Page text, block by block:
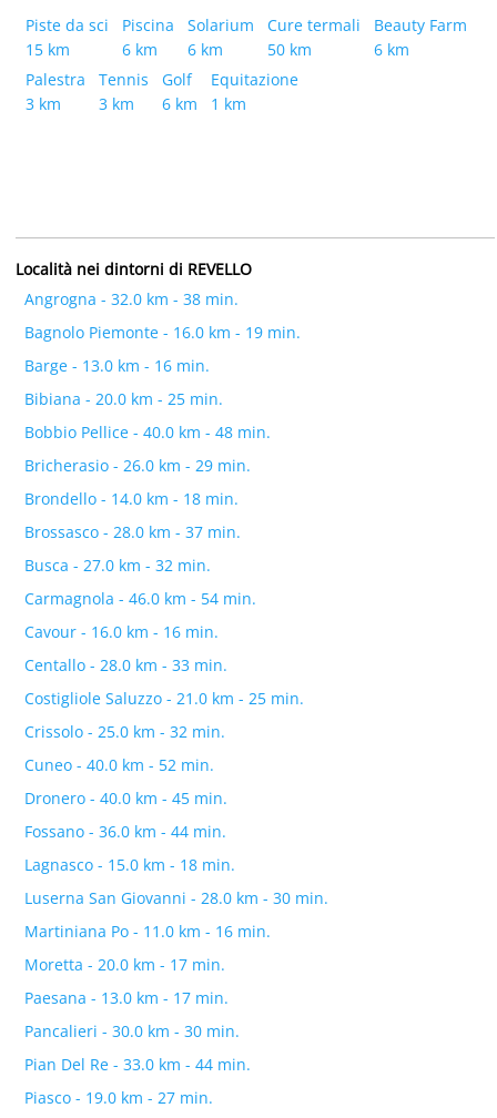
Piste da sci
15 km
Piscina
6 km
Solarium
6 km
Cure termali
50 km
Beauty Farm
6 km
Palestra
3 km
Tennis
3 km
Golf
6 km
Equitazione
1 km
Località nei dintorni di REVELLO
Angrogna - 32.0 km - 38 min.
Bagnolo Piemonte - 16.0 km - 19 min.
Barge - 13.0 km - 16 min.
Bibiana - 20.0 km - 25 min.
Bobbio Pellice - 40.0 km - 48 min.
Bricherasio - 26.0 km - 29 min.
Brondello - 14.0 km - 18 min.
Brossasco - 28.0 km - 37 min.
Busca - 27.0 km - 32 min.
Carmagnola - 46.0 km - 54 min.
Cavour - 16.0 km - 16 min.
Centallo - 28.0 km - 33 min.
Costigliole Saluzzo - 21.0 km - 25 min.
Crissolo - 25.0 km - 32 min.
Cuneo - 40.0 km - 52 min.
Dronero - 40.0 km - 45 min.
Fossano - 36.0 km - 44 min.
Lagnasco - 15.0 km - 18 min.
Luserna San Giovanni - 28.0 km - 30 min.
Martiniana Po - 11.0 km - 16 min.
Moretta - 20.0 km - 17 min.
Paesana - 13.0 km - 17 min.
Pancalieri - 30.0 km - 30 min.
Pian Del Re - 33.0 km - 44 min.
Piasco - 19.0 km - 27 min.